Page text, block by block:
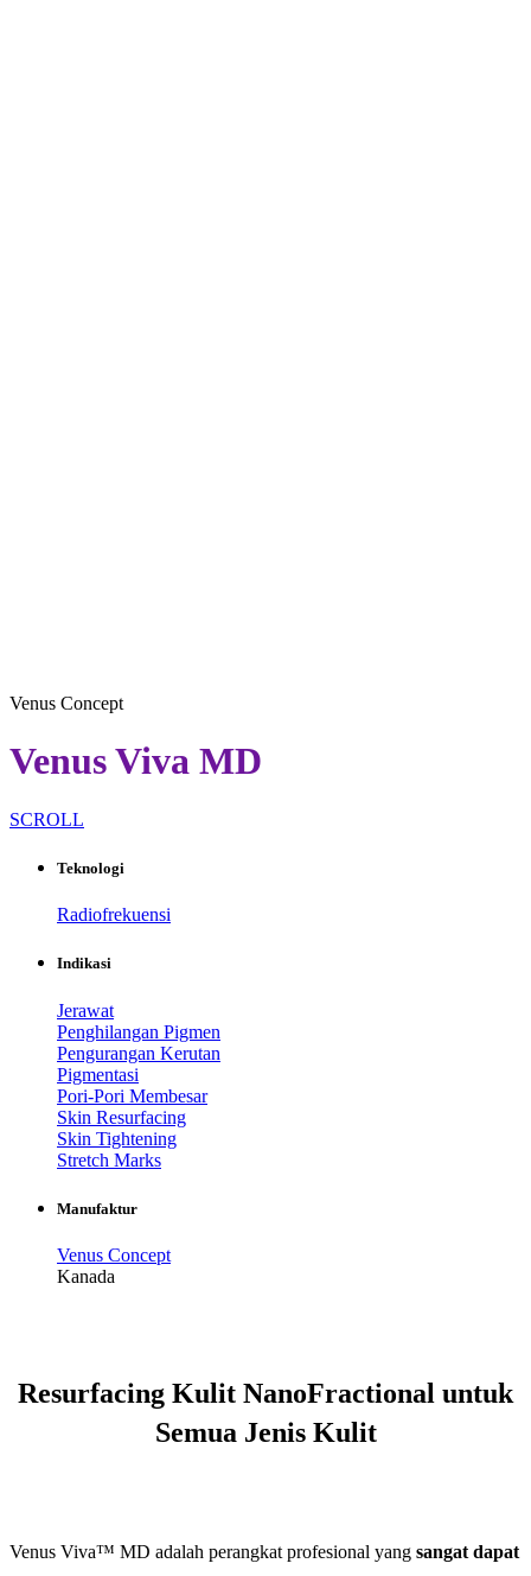
Venus Concept
Venus Viva MD
SCROLL
Teknologi
Radiofrekuensi
Indikasi
Jerawat
Penghilangan Pigmen
Pengurangan Kerutan
Pigmentasi
Pori-Pori Membesar
Skin Resurfacing
Skin Tightening
Stretch Marks
Manufaktur
Venus Concept
Kanada
Resurfacing Kulit NanoFractional untuk
Semua Jenis Kulit
Venus Viva™ MD adalah perangkat profesional yang sangat dapat